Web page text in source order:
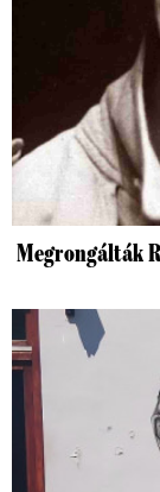
Megrongálták